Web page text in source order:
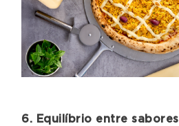
6. Equilíbrio entre sabores